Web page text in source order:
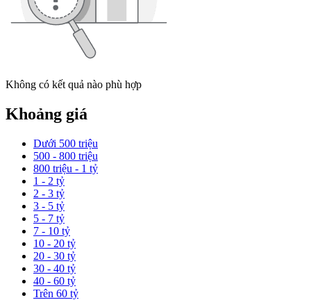
Không có kết quả nào phù hợp
Khoảng giá
Dưới 500 triệu
500 - 800 triệu
800 triệu - 1 tỷ
1 - 2 tỷ
2 - 3 tỷ
3 - 5 tỷ
5 - 7 tỷ
7 - 10 tỷ
10 - 20 tỷ
20 - 30 tỷ
30 - 40 tỷ
40 - 60 tỷ
Trên 60 tỷ